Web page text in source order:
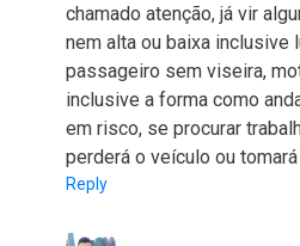
chamado atenção, já vir
nem alta ou baixa inclusive
passageiro sem viseira,
inclusive a forma como
em risco, se procurar
perderá o veículo ou tomará
Reply